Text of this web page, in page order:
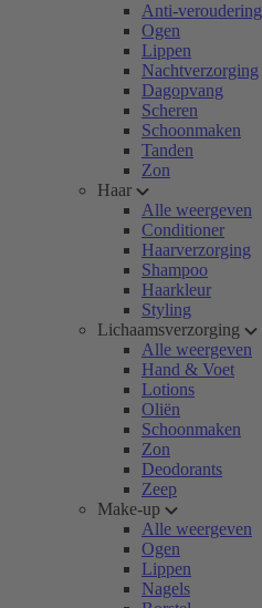
Anti-veroudering
Ogen
Lippen
Nachtverzorging
Dagopvang
Scheren
Schoonmaken
Tanden
Zon
Haar
Alle weergeven
Conditioner
Haarverzorging
Shampoo
Haarkleur
Styling
Lichaamsverzorging
Alle weergeven
Hand & Voet
Lotions
Oliën
Schoonmaken
Zon
Deodorants
Zeep
Make-up
Alle weergeven
Ogen
Lippen
Nagels